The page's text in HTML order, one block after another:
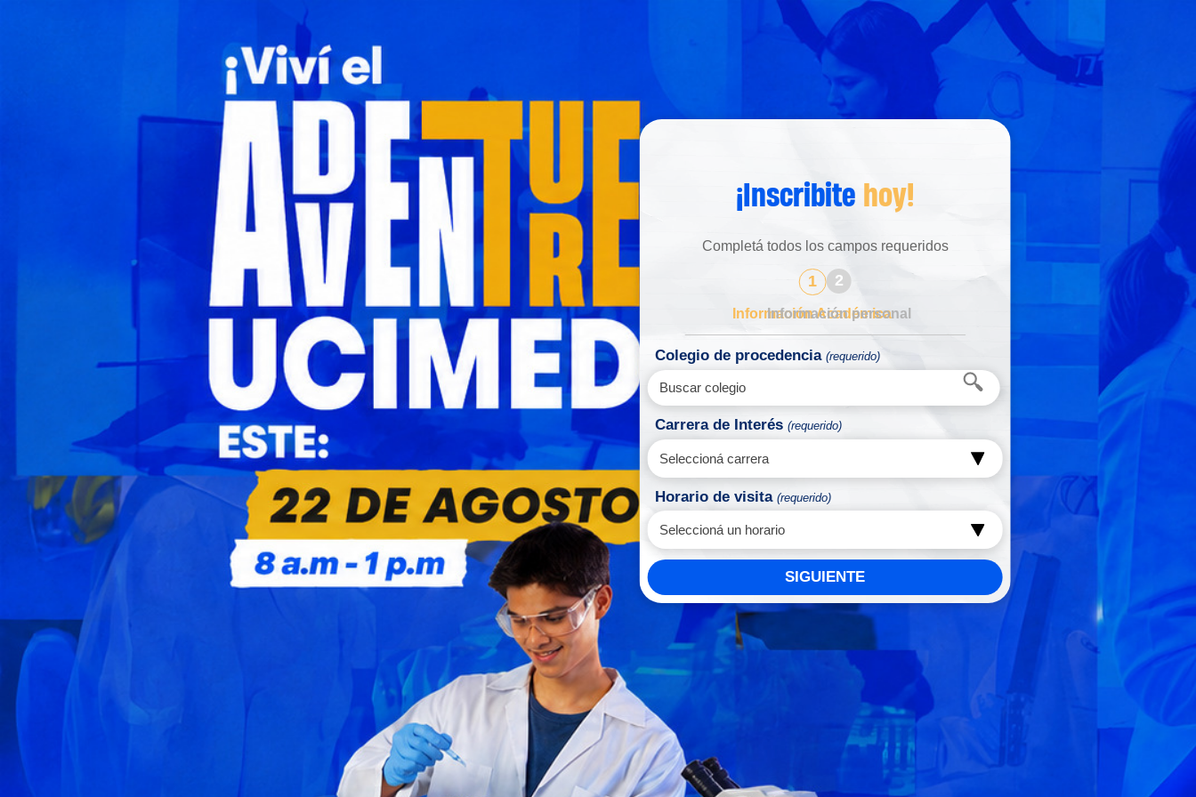
¡Inscribite hoy!
Completá todos los campos requeridos
Colegio de procedencia (requerido)
Carrera de Interés (requerido)
Horario de visita (requerido)
SIGUIENTE